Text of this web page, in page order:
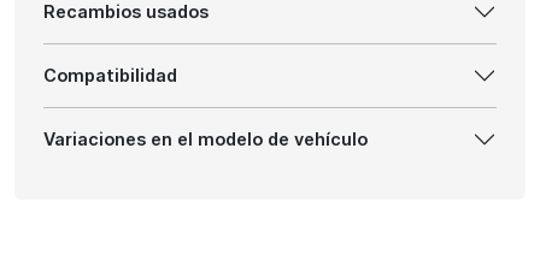
Recambios usados
Compatibilidad
Variaciones en el modelo de vehículo